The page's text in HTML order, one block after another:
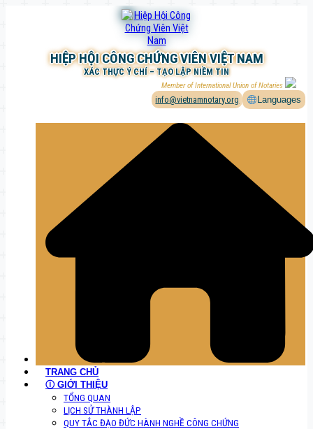
HIỆP HỘI CÔNG CHỨNG VIÊN VIỆT NAM
XÁC THỰC Ý CHÍ – TẠO LẬP NIỀM TIN
Member of International Union of Notaries
info@vietnamnotary.org Languages
TRANG CHỦ
Ⓘ GIỚI THIỆU
TỔNG QUAN
LỊCH SỬ THÀNH LẬP
QUY TẮC ĐẠO ĐỨC HÀNH NGHỀ CÔNG CHỨNG